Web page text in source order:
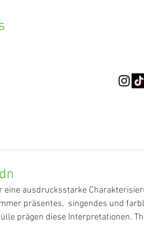
ausdrucksstarke
präsentes,  singendes und
prägen diese Interpretationen.